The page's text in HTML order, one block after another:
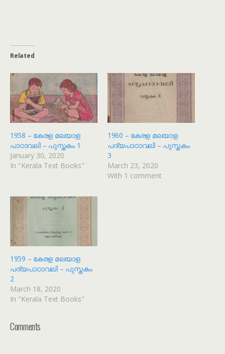
Related
1958 – കേരള മലയാള
പാഠാവലി – പുസ്തകം 1
January 30, 2020
In "Kerala Text Books"
1960 – കേരള മലയാള
പദ്യപാഠാവലി – പുസ്തകം
3
March 23, 2020
With 1 comment
1959 – കേരള മലയാള
പദ്യപാഠാവലി – പുസ്തകം
2
March 18, 2020
In "Kerala Text Books"
Comments